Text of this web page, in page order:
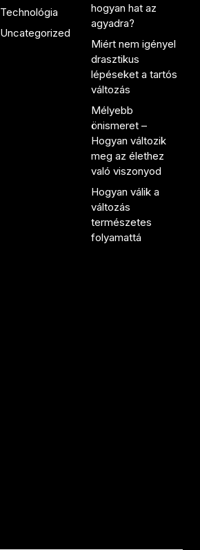
Technológia
Uncategorized
hogyan hat az
agyadra?
Miért nem igényel
drasztikus
lépéseket a tartós
változás
Mélyebb
önismeret –
Hogyan változik
meg az élethez
való viszonyod
Hogyan válik a
változás
természetes
folyamattá